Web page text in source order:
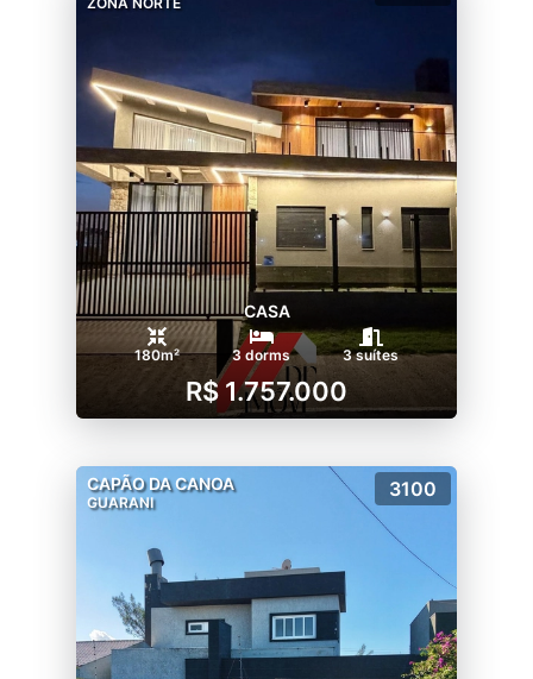
CASA
180m² 3 dorms 3 suítes
R$ 1.757.000
CAPÃO DA CANOA
GUARANI
3100